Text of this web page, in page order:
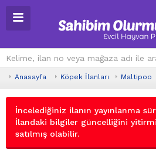
Anasayfa Köpek İlanları Maltipoo
İncelediğiniz ilanın yayınlanma
İlandaki bilgiler güncelliğini
satılmış olabilir.